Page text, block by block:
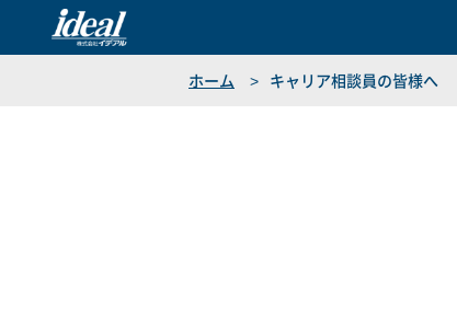
ホーム キャリア相談員の皆様へ